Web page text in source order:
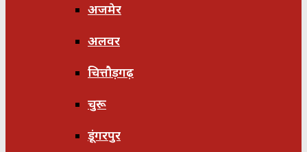
अजमेर
अलवर
चित्तौड़गढ़
चुरू
डूंगरपुर